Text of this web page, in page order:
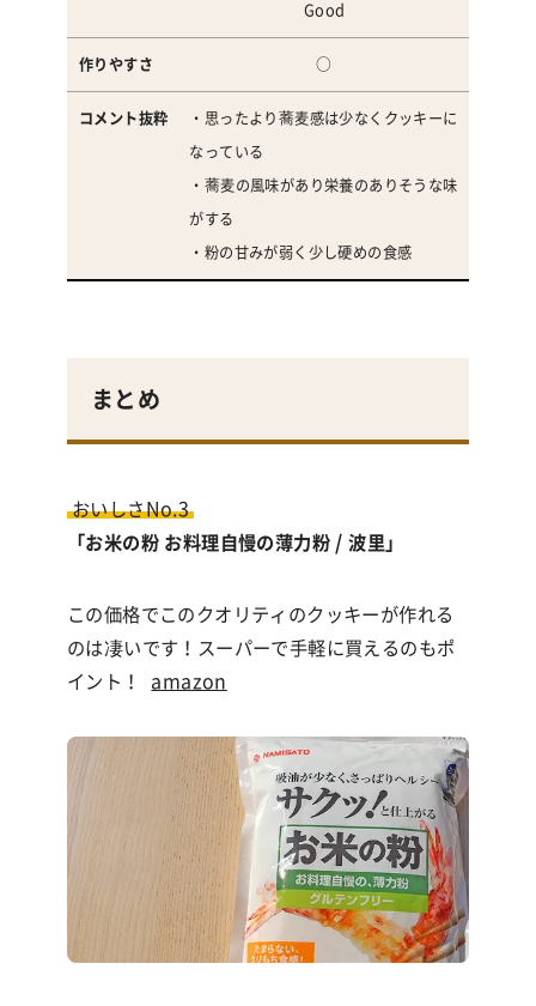
Good
○
・思ったより蕎麦感は少なくクッキーに
なっている
・蕎麦の風味があり栄養のありそうな味
がする
・粉の甘みが弱く少し硬めの食感
まとめ
おいしさNo.3
「お米の粉 お料理自慢の薄力粉 / 波里」
この価格でこのクオリティのクッキーが作れる
のは凄いです！スーパーで手軽に買えるのもポ
イント！ amazon